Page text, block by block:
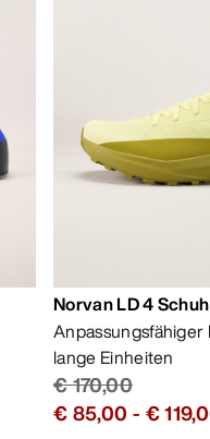
Norvan LD 4
lange Einheiten
€ 170,00
€ 85,00 - €